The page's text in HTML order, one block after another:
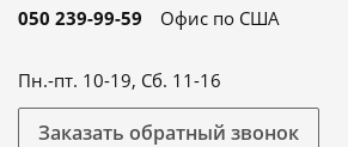
050 239-99-59
Офис по США
Пн.-пт. 10-19, Сб. 11-16
Заказать обратный звонок